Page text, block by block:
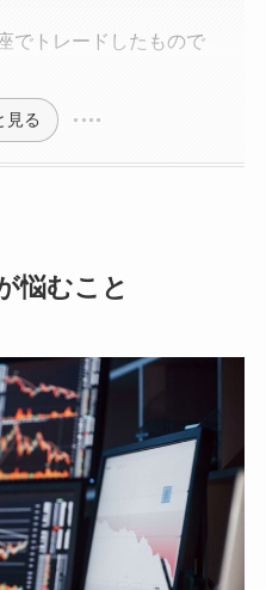
でトレードしたもので
見る
悩むこと